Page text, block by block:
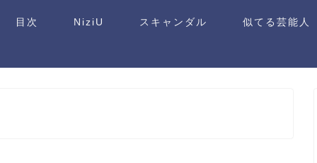
目次 NiziU スキャンダル 似てる芸能人